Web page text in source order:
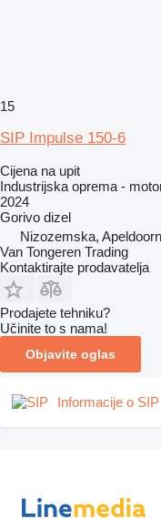
15
SIP Impulse 150-6
Cijena na upit
Industrijska oprema -
2024
Gorivo dizel
Nizozemska, Apeldoorn
Van Tongeren Trading
Kontaktirajte prodavatelja
Prodajete tehniku?
Učinite to s nama!
Objavite oglas
Informacije o SIP